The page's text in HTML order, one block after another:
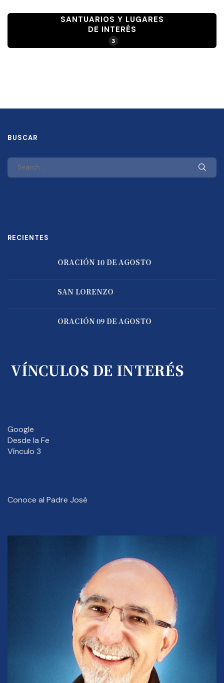
SANTUARIOS Y LUGARES
DE INTERÉS
3
BUSCAR
RECIENTES
ORACIÓN 10 DE AGOSTO
SAN LORENZO
ORACIÓN 09 DE AGOSTO
VÍNCULOS DE INTERÉS
Google
Desde la Fe
Vínculo 3
Conoce al Padre José